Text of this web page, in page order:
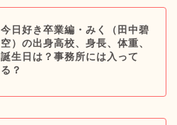
今日好き卒業編・みく（田中碧
空）の出身高校、身長、体重、
誕生日は？事務所には入って
る？